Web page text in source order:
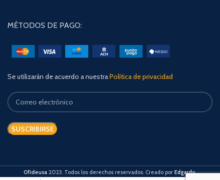
MÉTODOS DE PAGO:
Se utilizarán de acuerdo a nuestraPolítica de privacidad
Ofideusa 2023. Todos los derechos reservados. Creado por Edgardo.